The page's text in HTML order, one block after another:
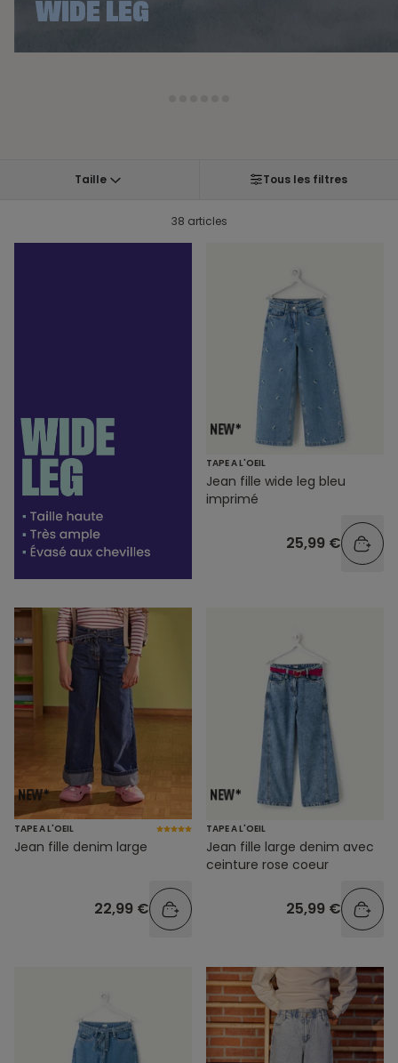
WIDE LEG
Taille Tous les filtres
38 articles
TAPE A L'OEIL
Jean fille wide leg bleu
imprimé
25,99 €
TAPE A L'OEIL
Jean fille denim large
22,99 €
TAPE A L'OEIL
Jean fille large denim avec
ceinture rose coeur
25,99 €